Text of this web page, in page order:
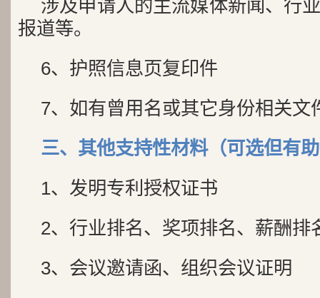
涉及申请人的主流媒体新闻、行
报道等。
6、护照信息页复印件
7、如有曾用名或其它身份相关文
三、其他支持性材料（可选但有
1、发明专利授权证书
2、行业排名、奖项排名、薪酬排
3、会议邀请函、组织会议证明